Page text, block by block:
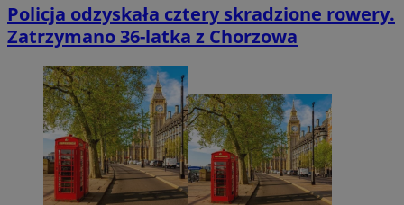
Policja odzyskała cztery skradzione rowery.
Zatrzymano 36-latka z Chorzowa